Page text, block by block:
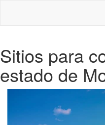
Sitios para
estado de